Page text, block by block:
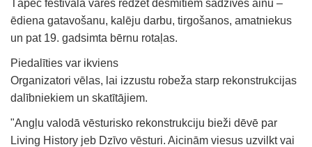
Tāpēc festivālā varēs redzēt desmitiem sadzīves ainu –
ēdiena gatavošanu, kalēju darbu, tirgošanos, amatniekus
un pat 19. gadsimta bērnu rotaļas.
Piedalīties var ikviens
Organizatori vēlas, lai izzustu robeža starp rekonstrukcijas
dalībniekiem un skatītājiem.
"Angļu valodā vēsturisko rekonstrukciju bieži dēvē par
Living History jeb Dzīvo vēsturi. Aicinām viesus uzvilkt vai